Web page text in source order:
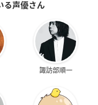
る声優さん
諏訪部順一